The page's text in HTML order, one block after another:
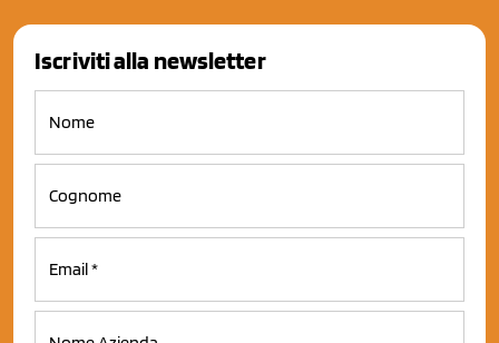
Iscriviti alla newsletter